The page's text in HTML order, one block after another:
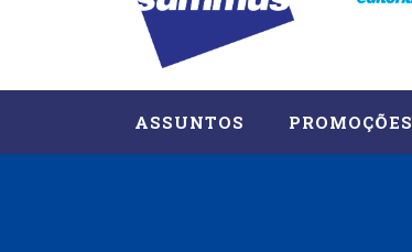
ASSUNTOS PROMOÇÕES